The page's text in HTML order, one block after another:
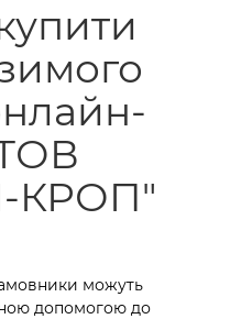
КРОП"
можуть
допомогою до